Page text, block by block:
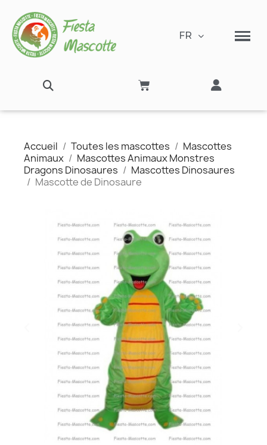
FR
Accueil Toutes les mascottes
Mascottes
Animaux
Mascottes Animaux Monstres
Dragons Dinosaures
Mascottes Dinosaures
Mascotte de Dinosaure